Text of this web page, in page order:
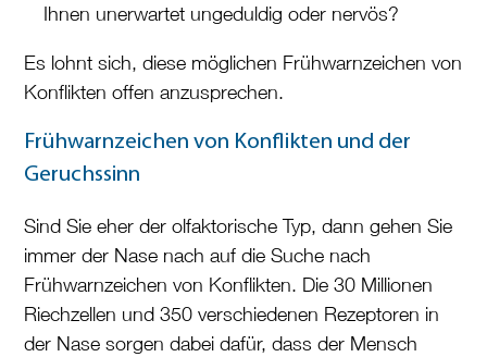
Ihnen unerwartet ungeduldig oder nervös?
Es lohnt sich, diese möglichen Frühwarnzeichen von
Konflikten offen anzusprechen.
Frühwarnzeichen von Konflikten und der
Geruchssinn
Sind Sie eher der olfaktorische Typ, dann gehen Sie
immer der Nase nach auf die Suche nach
Frühwarnzeichen von Konflikten. Die 30 Millionen
Riechzellen und 350 verschiedenen Rezeptoren in
der Nase sorgen dabei dafür, dass der Mensch